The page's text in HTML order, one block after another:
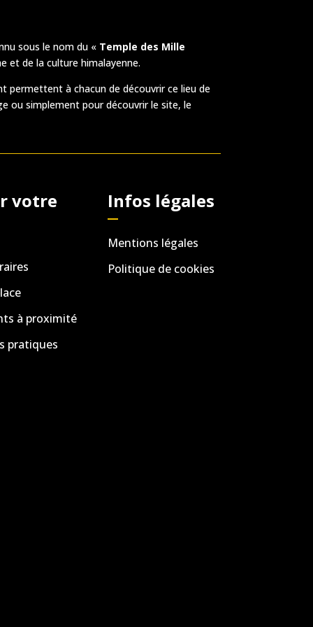
sous le nom du « Temple des Mille
et de la culture himalayenne.
permettent à chacun de découvrir ce lieu de
ou simplement pour découvrir le site, le
votre
à proximité
pratiques
Infos légales
Mentions légales
Politique de cookies